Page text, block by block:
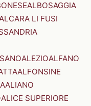
ALBOSAGGIA
LI FUSI
ALEZIOALFANO
ALFONSINE
ALIANO
ALICE SUPERIORE